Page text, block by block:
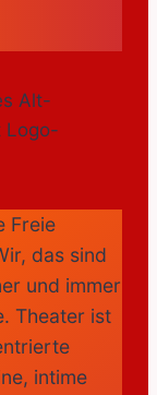
Freie
das sind
und immer
Theater ist
intime